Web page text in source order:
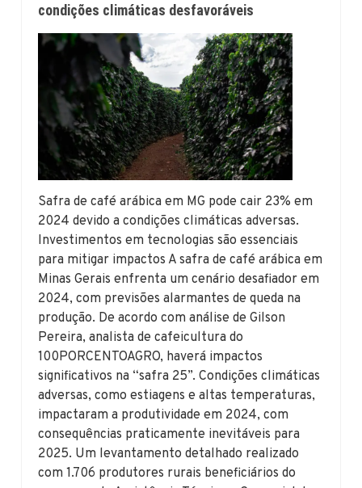
condições climáticas desfavoráveis
Safra de café arábica em MG pode cair 23% em
2024 devido a condições climáticas adversas.
Investimentos em tecnologias são essenciais
para mitigar impactos A safra de café arábica em
Minas Gerais enfrenta um cenário desafiador em
2024, com previsões alarmantes de queda na
produção. De acordo com análise de Gilson
Pereira, analista de cafeicultura do
100PORCENTOAGRO, haverá impactos
significativos na “safra 25”. Condições climáticas
adversas, como estiagens e altas temperaturas,
impactaram a produtividade em 2024, com
consequências praticamente inevitáveis para
2025. Um levantamento detalhado realizado
com 1.706 produtores rurais beneficiários do